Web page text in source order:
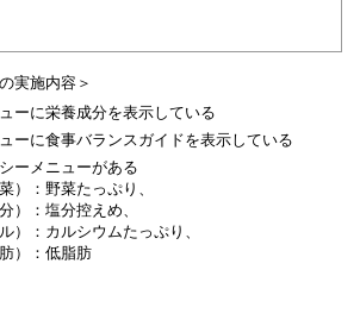
実施内容＞
ーに栄養成分を表示している
ーに食事バランスガイドを表示している
ーメニューがある
菜）：野菜たっぷり、
分）：塩分控えめ、
ル）：カルシウムたっぷり、
肪）：低脂肪